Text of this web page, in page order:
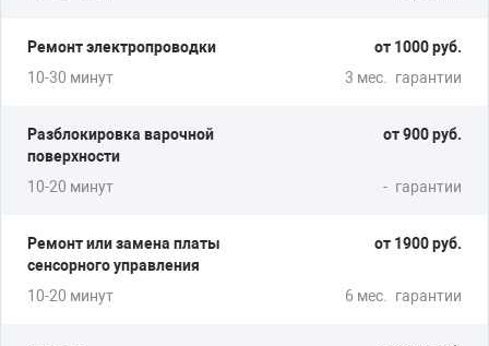
Ремонт электропроводки
от 1000 руб.
10-30 минут
3 мес. гарантии
Разблокировка варочной
поверхности
от 900 руб.
10-20 минут - гарантии
Ремонт или замена платы
сенсорного управления
от 1900 руб.
10-20 минут 6 мес. гарантии